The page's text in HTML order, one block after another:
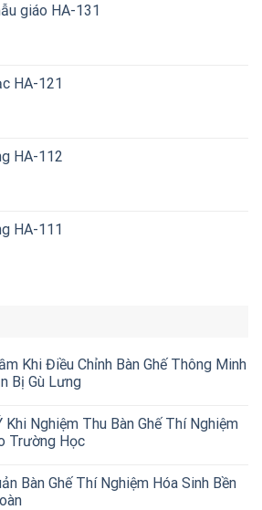
giáo HA-131
HA-121
HA-112
HA-111
Khi Điều Chỉnh Bàn Ghế Thông Minh
Bị Gù Lưng
Khi Nghiệm Thu Bàn Ghế Thí Nghiệm
Trường Học
Bàn Ghế Thí Nghiệm Hóa Sinh Bền